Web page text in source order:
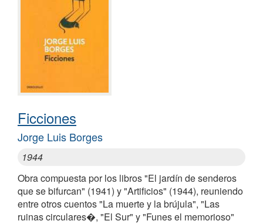
Ficciones
Jorge Luis Borges
1944
Obra compuesta por los libros "El jardín de senderos
que se bifurcan" (1941) y "Artificios" (1944), reuniendo
entre otros cuentos "La muerte y la brújula", "Las
ruinas circulares�, "El Sur" y "Funes el memorioso"